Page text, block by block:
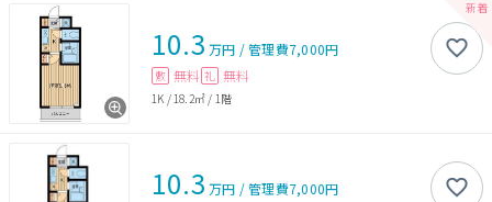
10.3 万円 /管理費7,000円
敷 無料 礼 無料
1K / 18.2㎡ / 1階
10.3 万円 /管理費7,000円